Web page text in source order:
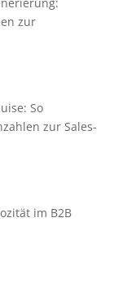
zur
So
zur Sales-
im B2B